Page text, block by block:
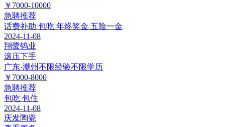
￥7000-10000
急聘推荐
话费补助 包吃 年终奖金 五险一金
2024-11-08
翔鹭钨业
滚压下手
广东-潮州不限经验不限学历
￥7000-8000
急聘推荐
包吃 包住
2024-11-08
庆发陶瓷